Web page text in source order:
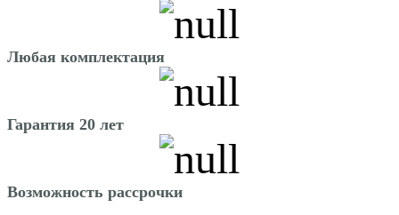
Любая комплектация
Гарантия 20 лет
Возможность рассрочки